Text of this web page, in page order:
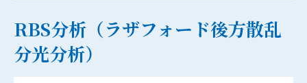
RBS分析（ラザフォード後方散乱
分光分析）